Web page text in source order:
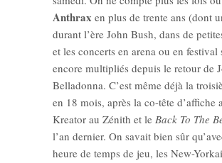
Anthrax en plus de trente ans (dont
durant l’ère John Bush, dans de
et les concerts en arena ou en festival
encore multipliés depuis le retour de
Belladonna. C’est même déjà la
en 18 mois, après la co-tête d’affiche
Kreator au Zénith et le Back To The
l’an dernier. On savait bien sûr
heure de temps de jeu, les New-